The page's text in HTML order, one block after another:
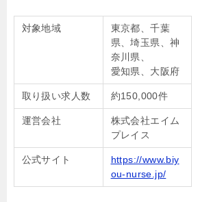
対象地域
東京都、千葉
県、埼玉県、神
奈川県、
愛知県、大阪府
取り扱い求人数 約150,000件
運営会社
株式会社エイム
プレイス
公式サイト
https://www.biy
ou-nurse.jp/